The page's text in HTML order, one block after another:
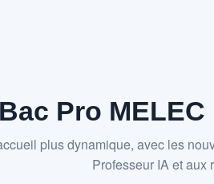
Pro
plus dynamique, avec les
Professeur IA et aux